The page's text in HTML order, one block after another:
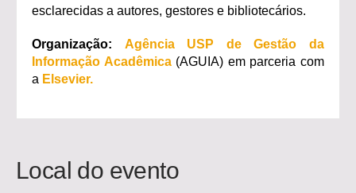
esclarecidas a autores, gestores e bibliotecários.
Organização:
Agência USP de Gestão da
Informação Acadêmica(AGUIA) em parceria com
a Elsevier.
Local do evento